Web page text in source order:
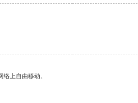
上自由移动。